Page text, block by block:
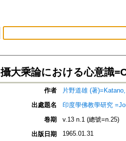
攝大乘論における心意識
作者
片野道雄 (著
出處題名
印度學佛教學研究
卷期
v.13 n.1 (總號=n.25)
出版日期
1965.01.31